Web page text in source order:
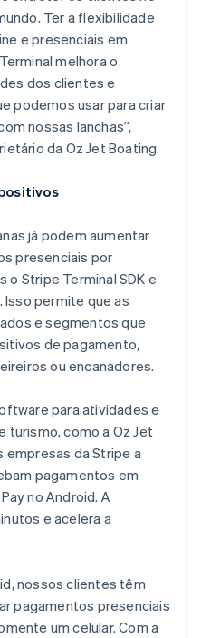
Ter a flexibilidade
e presenciais em
melhora o
dos clientes e
podemos usar para criar
nossas lanchas”,
da Oz Jet Boating.
já podem aumentar
presenciais por
o Stripe Terminal SDK e
Isso permite que as
e segmentos que
de pagamento,
ou encanadores.
para atividades e
turismo, como a Oz Jet
empresas da Stripe a
pagamentos em
no Android. A
e acelera a
nossos clientes têm
pagamentos presenciais
um celular. Com a